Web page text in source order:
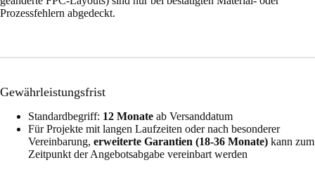
Prozessfehlern abgedeckt.
Gewährleistungsfrist
Standardbegriff: 12 Monate ab Versanddatum
Für Projekte mit langen Laufzeiten oder nach besonderer
Vereinbarung, erweiterte Garantien (18-36 Monate) kann zum
Zeitpunkt der Angebotsabgabe vereinbart werden